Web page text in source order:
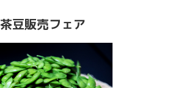
豆販売フェア